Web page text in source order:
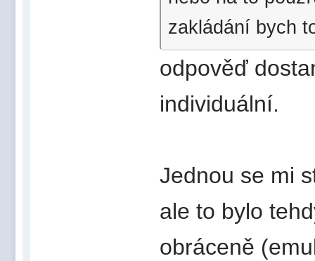
zakládání bych
odpověď
individuální.
Jednou se mi
ale to bylo
obráceně